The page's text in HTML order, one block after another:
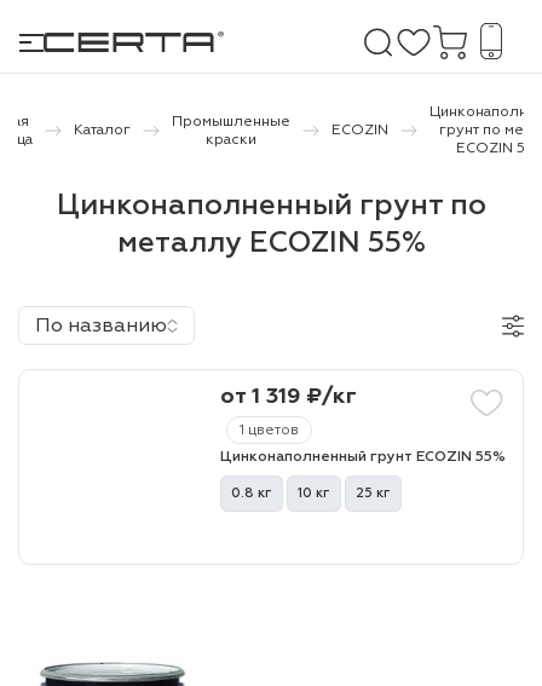
и дачи
бетону,
Каталог
Промышленные
краски
ECOZIN
грунт по
ECOZIN
Цинконаполненный грунт по
металлу ECOZIN 55%
По названию
1 цветов
от 1 319 ₽/кг
Цинконаполненный грунт ECOZIN 55%
0.8 кг 10 кг 25 кг